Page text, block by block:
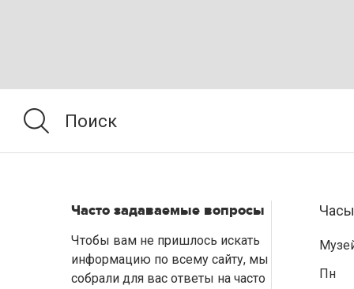
Часто задаваемые вопросы
Чтобы вам не пришлось искать
информацию по всему сайту, мы
собрали для вас ответы на часто
Пн